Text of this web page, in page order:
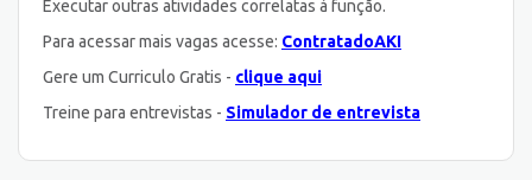
Executar outras atividades correlatas à função.
Para acessar mais vagas acesse: ContratadoAKI
Gere um Curriculo Gratis - clique aqui
Treine para entrevistas - Simulador de entrevista